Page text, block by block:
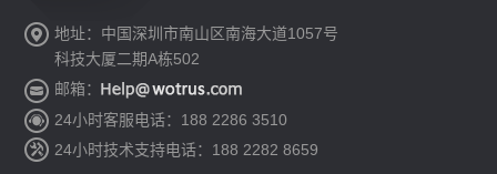
地址：中国深圳市南山区南海大道1057号
科技大厦二期A栋502
邮箱：
24小时客服电话：188 2286 3510
24小时技术支持电话：188 2282 8659